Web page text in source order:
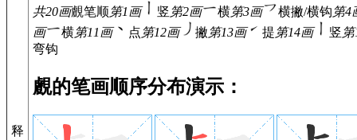
释
共20画覻笔顺第1画 竖第2画 横第3画 横撇/横钩第4
画
横第11画 点第12画 撇第13画 提第14画 竖
弯钩
覻的笔画顺序分布演示：